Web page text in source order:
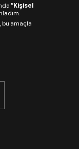
“Kişisel
bu amaçla